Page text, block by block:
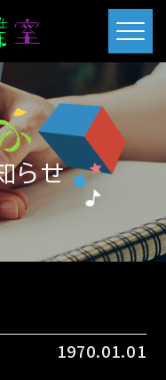
らせ
1970.01.01